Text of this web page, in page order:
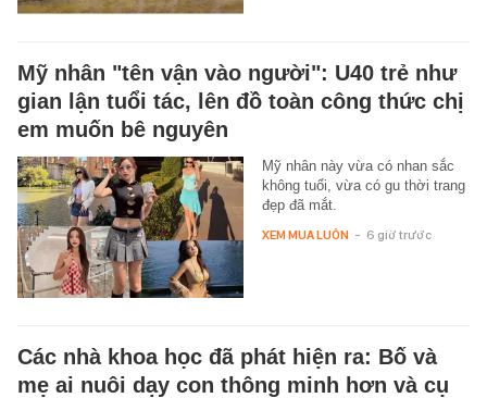
Mỹ nhân "tên vận vào người": U40 trẻ như
gian lận tuổi tác, lên đồ toàn công thức chị
em muốn bê nguyên
Mỹ nhân này vừa có nhan sắc
không tuổi, vừa có gu thời trang
đẹp đã mắt.
XEM MUA LUÔN - 6 giờ trước
Các nhà khoa học đã phát hiện ra: Bố và
mẹ ai nuôi dạy con thông minh hơn và cụ